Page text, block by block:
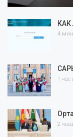
4
1 час
2